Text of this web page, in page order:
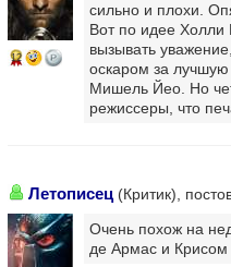
12
сильно и плохи.
Вот по идее Холли
вызывать
оскаром за
Мишель Йео. Но
режиссеры, что
Летописец (Критик),
Очень похож на
де Армас и Крисом